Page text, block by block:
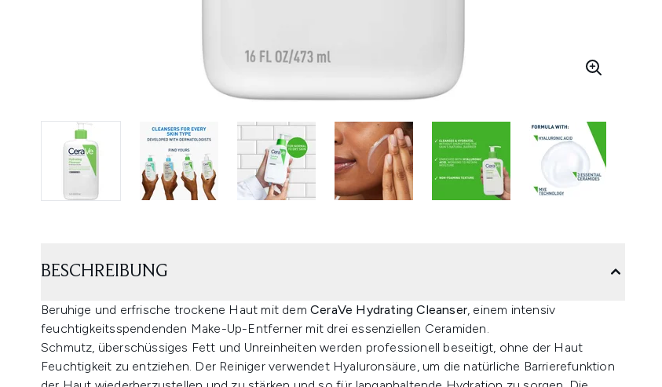
BESCHREIBUNG
Beruhige und erfrische trockene Haut mit dem CeraVe Hydrating Cleanser, einem intensiv
feuchtigkeitsspendenden Make-Up-Entferner mit drei essenziellen Ceramiden.
Schmutz, überschüssiges Fett und Unreinheiten werden professionell beseitigt, ohne der Haut
Feuchtigkeit zu entziehen. Der Reiniger verwendet Hyaluronsäure, um die natürliche Barrierefunktion